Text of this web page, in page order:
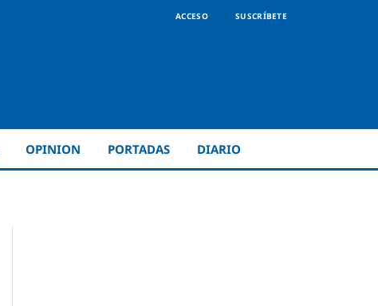
ACCESO SUSCRÍBETE
OPINION PORTADAS DIARIO